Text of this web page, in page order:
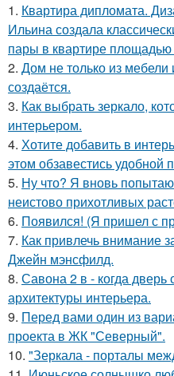
1. Квартира дипломата.
Ильина создала
пары в квартире площадью
2. Дом не только из мебели
создаётся.
3. Как выбрать зеркало,
интерьером.
4. Хотите добавить в
этом обзавестись удобной
5. Ну что? Я вновь
неистово прихотливых
6. Появился! (Я пришел с
7. Как привлечь внимание
Джейн мэнсфилд.
8. Савона 2 в - когда дверь
архитектуры интерьера.
9. Перед вами один из
проекта в ЖК "Северный".
10. "Зеркала - порталы